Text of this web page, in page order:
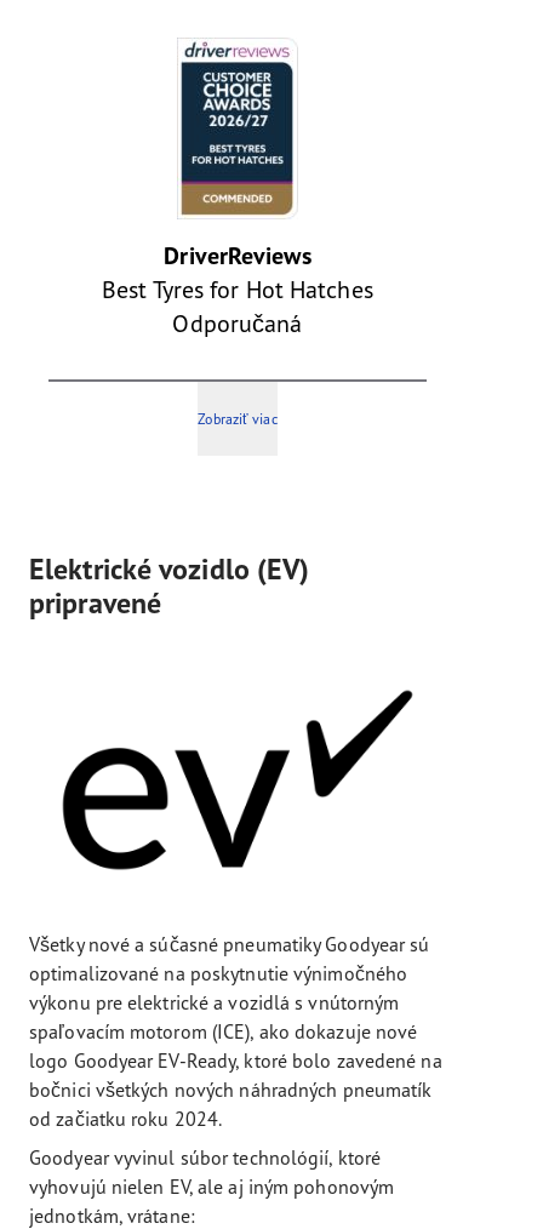
DriverReviews
Best Tyres for Hot Hatches
Odporučaná
Zobraziť viac
Elektrické vozidlo (EV)
pripravené
Všetky nové a súčasné pneumatiky Goodyear sú
optimalizované na poskytnutie výnimočného
výkonu pre elektrické a vozidlá s vnútorným
spaľovacím motorom (ICE), ako dokazuje nové
logo Goodyear EV-Ready, ktoré bolo zavedené na
bočnici všetkých nových náhradných pneumatík
od začiatku roku 2024.
Goodyear vyvinul súbor technológií, ktoré
vyhovujú nielen EV, ale aj iným pohonovým
jednotkám, vrátane: